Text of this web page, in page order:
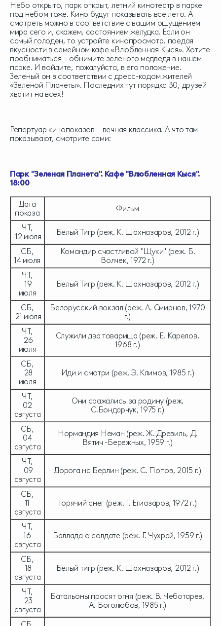
Небо открыто, парк открыт, летний кинотеатр в парке
под небом тоже. Кино будут показывать все лето. А
смотреть можно в соответствие с вашим ощущением
мира сего и, скажем, состоянием желудка. Если он
самый голоден, то устройте кинопросмотр, поедая
вкусности в семейном кафе «Влюбленная Кыся». Хотите
пообниматься – обнимите зеленого медведя в нашем
парке. И войдите, пожалуйста, в его положение.
Зеленый он в соответствии с дресс-кодом жителей
«Зеленой Планеты». Последних тут порядка 30, друзей
хватит на всех!
Репертуар кинопоказов – вечная классика. А что там
показывают, смотрите сами:
Парк "Зеленая Планета". Кафе "Влюбленная Кыся".
18:00
Дата
показа
Фильм
ЧТ,
12 июля
Белый Тигр (реж. К. Шахназаров, 2012 г.)
СБ,
14 июля
Командир счастливой "Щуки" (реж. Б.
Волчек, 1972 г.)
ЧТ,
19
июля
Белый Тигр (реж. К. Шахназаров, 2012 г.)
СБ,
21 июля
Белорусский вокзал (реж. А. Смирнов, 1970
г.)
ЧТ,
26
июля
Служили два товарища (реж. Е. Карелов,
1968 г.)
СБ,
28
июля
Иди и смотри (реж. Э. Климов, 1985 г.)
ЧТ,
02
августа
Они сражались за родину (реж.
С.Бондарчук, 1975 г.)
СБ,
04
августа
Нормандия Неман (реж. Ж. Древиль, Д.
Вятич -Бережных, 1959 г.)
ЧТ,
09
августа
Дорога на Берлин (реж. С. Попов, 2015 г.)
СБ,
11
августа
Горячий снег (реж. Г. Егиазаров, 1972 г.)
ЧТ,
16
августа
Баллада о солдате (реж. Г. Чухрай, 1959 г.)
СБ,
18
августа
Белый тигр (реж. К. Шахназаров, 2012 г.)
ЧТ,
23
августа
Батальоны просят огня (реж. В. Чеботарев,
А. Боголюбов, 1985 г.)